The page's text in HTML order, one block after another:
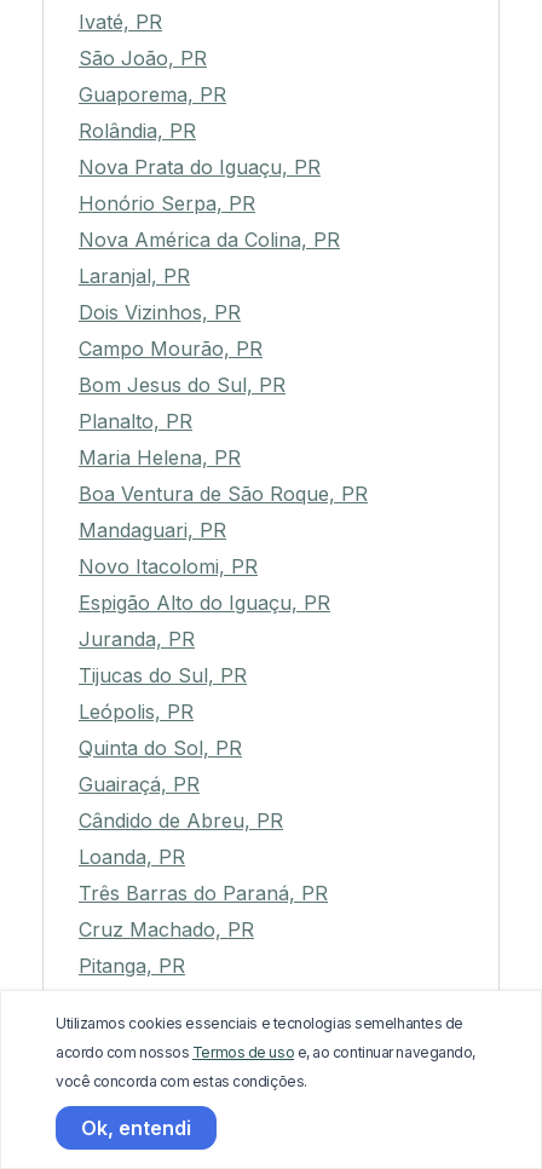
Ivaté, PR
São João, PR
Guaporema, PR
Rolândia, PR
Nova Prata do Iguaçu, PR
Honório Serpa, PR
Nova América da Colina, PR
Laranjal, PR
Dois Vizinhos, PR
Campo Mourão, PR
Bom Jesus do Sul, PR
Planalto, PR
Maria Helena, PR
Boa Ventura de São Roque, PR
Mandaguari, PR
Novo Itacolomi, PR
Espigão Alto do Iguaçu, PR
Juranda, PR
Tijucas do Sul, PR
Leópolis, PR
Quinta do Sol, PR
Guairaçá, PR
Cândido de Abreu, PR
Loanda, PR
Três Barras do Paraná, PR
Cruz Machado, PR
Pitanga, PR
Itaguajé, PR
Pontal do Paraná, PR
Marialva, PR
Utilizamos cookies essenciais e tecnologias semelhantes de
acordo com nossos Termos de uso e, ao continuar navegando,
você concorda com estas condições.
Ok, entendi